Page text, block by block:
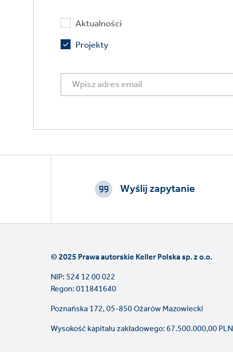
Aktualności
Projekty
Footer
Wyślij zapytanie
© 2025 Prawa autorskie Keller Polska sp. z o.o.
NIP: 524 12 00 022
Regon: 011841640
Poznańska 172, 05-850 Ożarów Mazowiecki
Wysokość kapitału zakładowego: 67.500.000,00 PLN